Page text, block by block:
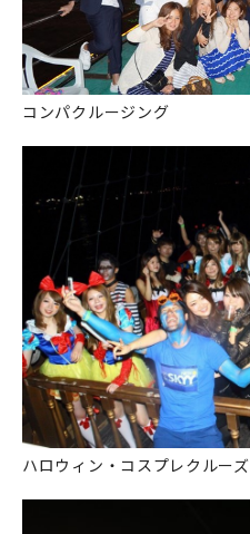
コンパクルージング
ハロウィン・コスプレクルーズ